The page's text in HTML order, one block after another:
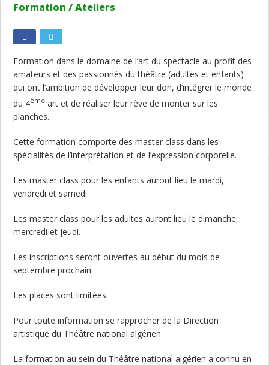
Formation / Ateliers
Formation dans le domaine de l’art du spectacle au profit des
amateurs et des passionnés du théâtre (adultes et enfants)
qui ont l’ambition de développer leur don, d’intégrer le monde
du 4ème art et de réaliser leur rêve de monter sur les
planches.
Cette formation comporte des master class dans les
spécialités de l’interprétation et de l’expression corporelle.
Les master class pour les enfants auront lieu le mardi,
vendredi et samedi.
Les master class pour les adultes auront lieu le dimanche,
mercredi et jeudi.
Les inscriptions seront ouvertes au début du mois de
septembre prochain.
Les places sont limitées.
Pour toute information se rapprocher de la Direction
artistique du Théâtre national algérien.
La formation au sein du Théâtre national algérien a connu en